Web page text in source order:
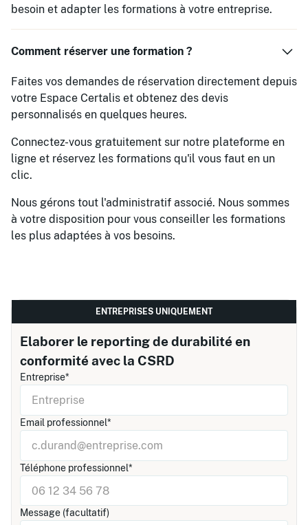
besoin et adapter les formations à votre entreprise.
Comment réserver une formation ?
Faites vos demandes de réservation directement depuis
votre Espace Certalis et obtenez des devis
personnalisés en quelques heures.
Connectez-vous gratuitement sur notre plateforme en
ligne et réservez les formations qu'il vous faut en un
clic.
Nous gérons tout l'administratif associé. Nous sommes
à votre disposition pour vous conseiller les formations
les plus adaptées à vos besoins.
ENTREPRISES UNIQUEMENT
Elaborer le reporting de durabilité en
conformité avec la CSRD
Entreprise*
Email professionnel*
Téléphone professionnel*
Message (facultatif)